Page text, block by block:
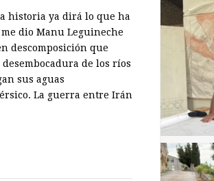
historia ya dirá lo que ha
dio Manu Leguineche
descomposición que
de los ríos
sus aguas
La guerra entre Irán